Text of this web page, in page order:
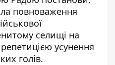
повноваження
селищі на
усунення
голів.